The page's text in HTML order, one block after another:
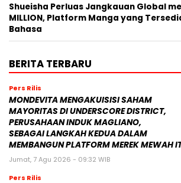
Shueisha Perluas Jangkauan Global
MILLION, Platform Manga yang
Bahasa
BERITA TERBARU
Pers Rilis
MONDEVITA MENGAKUISISI SAHAM
MAYORITAS DI UNDERSCORE DISTRICT,
PERUSAHAAN INDUK MAGLIANO,
SEBAGAI LANGKAH KEDUA DALAM
MEMBANGUN PLATFORM MEREK MEWAH
Jumat, 7 Agu 2026 - 09:32 WIB
Pers Rilis